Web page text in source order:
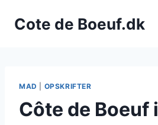
Cote de Boeuf.dk
MAD OPSKRIFTER
Côte de Boeuf i